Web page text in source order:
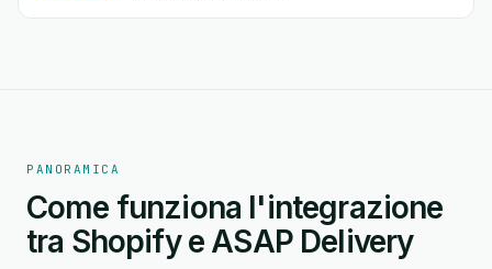
PANORAMICA
Come funziona l'integrazione
tra Shopify e ASAP Delivery